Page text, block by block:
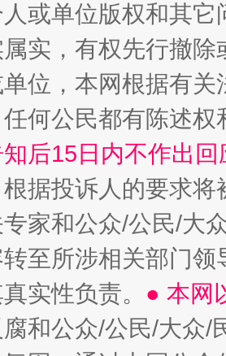
安的艺术幻境
或单位版权和其它
实，有权先行撤
位，本网根据有
任何公民都有陈述
后15日内不作出
根据投诉人的要求将
家和公众/公民/大
至所涉相关部门
实性负责。 ● 本网
腐和公众/公民/大众